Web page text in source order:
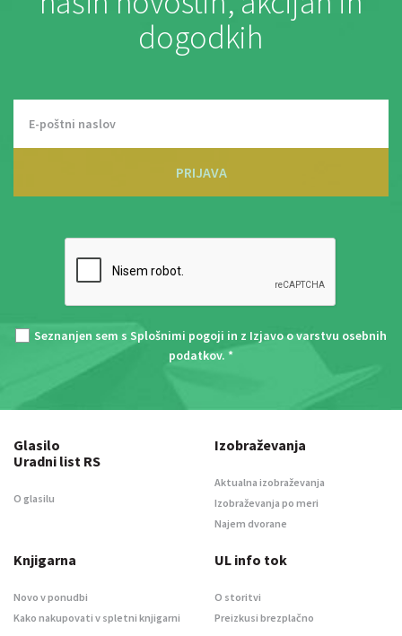
dogodkih
PRIJAVA
Seznanjen sem s Splošnimi pogoji in z Izjavo o varstvu osebnih
podatkov. *
Glasilo
Uradni list RS
O glasilu
Izobraževanja
Aktualna izobraževanja
Izobraževanja po meri
Najem dvorane
Knjigarna
Novo v ponudbi
Kako nakupovati v spletni knjigarni
UL info tok
O storitvi
Preizkusi brezplačno